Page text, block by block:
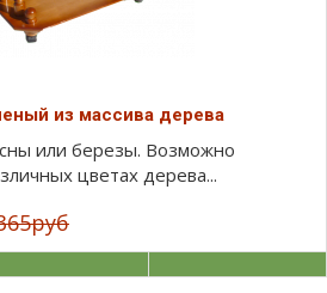
из массива дерева
или березы. Возможно
цветах дерева...